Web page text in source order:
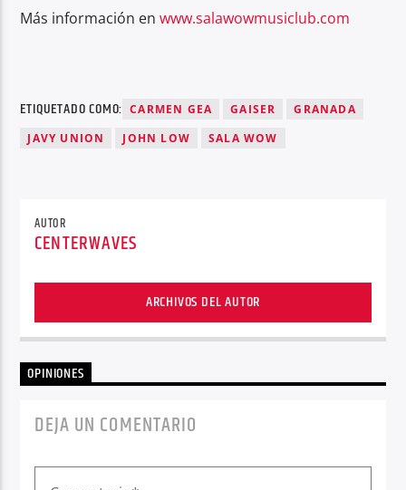
Más información enwww.salawowmusiclub.com
ETIQUETADO COMO: CARMEN GEA GAISER
GRANADA
JAVY UNION
JOHN LOW SALA WOW
AUTOR
CENTERWAVES
ARCHIVOS DEL AUTOR
OPINIONES
DEJA UN COMENTARIO